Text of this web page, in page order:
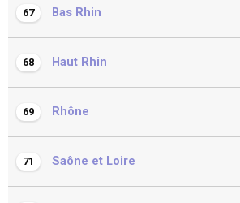
67 Bas Rhin
68 Haut Rhin
69 Rhône
71 Saône et Loire